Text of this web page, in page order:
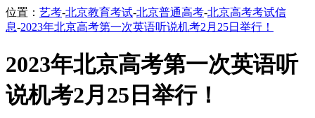
位置： 艺考-北京教育考试-北京普通高考-北京高考考试信
息-2023年北京高考第一次英语听说机考2月25日举行！
2023年北京高考第一次英语听
说机考2月25日举行！